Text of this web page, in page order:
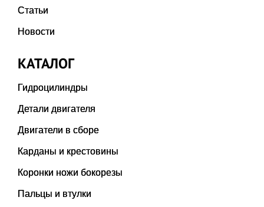
Статьи
Новости
КАТАЛОГ
Гидроцилиндры
Детали двигателя
Двигатели в сборе
Карданы и крестовины
Коронки ножи бокорезы
Пальцы и втулки